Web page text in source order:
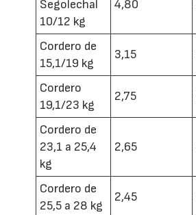
Segolechal
10/12 kg
4,80
Cordero de
15,1/19 kg
3,15
Cordero
19,1/23 kg
2,75
Cordero de
23,1 a 25,4
kg
2,65
Cordero de
25,5 a 28 kg
2,45